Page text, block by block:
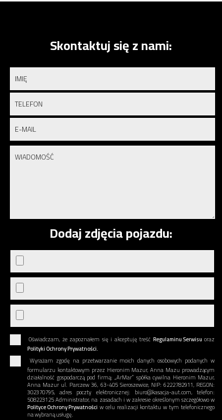
Skontaktuj się z nami:
Dodaj zdjęcia pojazdu:
Oświadczam, że zapoznałem się i akceptuję treść Regulaminu Serwisu oraz
Polityki Ochrony Prywatności.
Wyrażam zgodę na przetwarzanie moich danych osobowych podanych w
formularzu kontaktowym przez Hieronim Mazur, Anna Mazu prowadzącym
działalność gospodarczą pod firmą: „ArMar” spółka cywilna Hieronim Mazur,
Anna Mazur ul. Parczew 36, 63-405 Sieroszewice, NIP: 6222782911, REGON:
302370795, adres poczty elektronicznej: biuro@kasacja-aut.com, telefon:
508223125 Administrator, na zasadach i w zakresie określonym szczegółowo w
Polityce Ochrony Prywatności w celu realizacji kontaktu w tym telefonicznego
na wybraną usługę.